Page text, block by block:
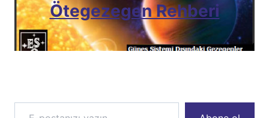
Ötegezegen Rehberi
E-postanızı yazın…